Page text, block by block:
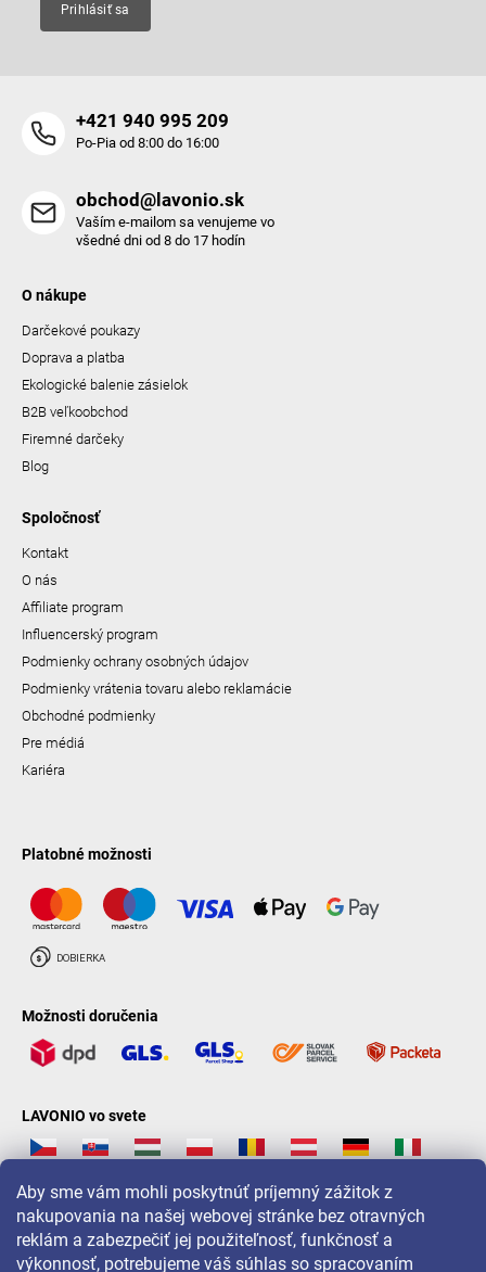
Aby sme vám mohli poskytnúť príjemný zážitok z
nakupovania na našej webovej stránke bez otravných
reklám a zabezpečiť jej použiteľnosť, funkčnosť a
výkonnosť, potrebujeme váš súhlas so spracovaním
Prihlásiť sa
+421 940 995 209
Po-Pia od 8:00 do 16:00
obchod@lavonio.sk
Vaším e-mailom sa venujeme vo
všedné dni od 8 do 17 hodín
O nákupe
Darčekové poukazy
Doprava a platba
Ekologické balenie zásielok
B2B veľkoobchod
Firemné darčeky
Blog
Spoločnosť
Kontakt
O nás
Affiliate program
Influencerský program
Podmienky ochrany osobných údajov
Podmienky vrátenia tovaru alebo reklamácie
Obchodné podmienky
Pre médiá
Kariéra
Platobné možnosti
Možnosti doručenia
LAVONIO vo svete
Pre akcie, súťaže a zľavy nás sledujte na: